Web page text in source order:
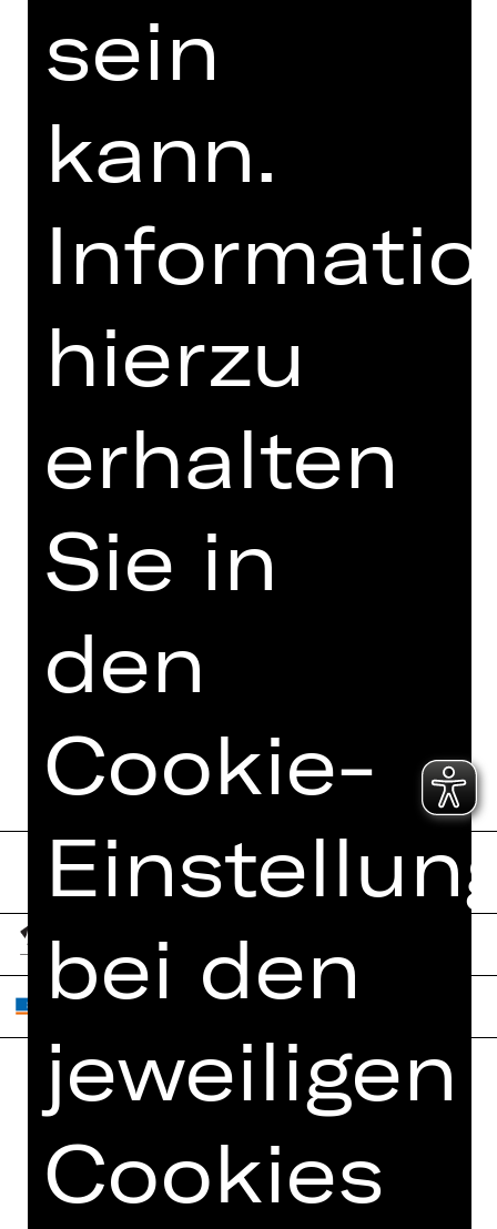
Jens-Daniel Herzog
Staatsintendant
Christian Ruppert
Geschäftsführender Direktor
Jetzt Karten bestellen:
Ticket-Hotline:
0911/66069-6000
Folgen Sie uns auch im Social Web:
> Facebook
> YouTube
> LinkedIn
Und bleiben Sie immer informiert:
Home
Spielplan
Künstler*innen
Interner Bereich
ZVB/L
sein
kann.
hierzu
erhalten
Sie in
den
Cookie-
bei den
jeweiligen
Cookies